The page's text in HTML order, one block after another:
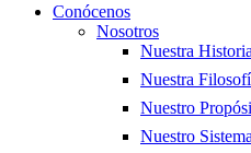
Conócenos
Nosotros
Nuestra Historia
Nuestra
Nuestro
Nuestro